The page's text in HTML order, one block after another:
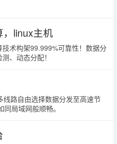
linux主机
术构架99.999%可靠性！数据分
、动态分配！
线路自由选择数据分发至高速节
局域网般顺畅。